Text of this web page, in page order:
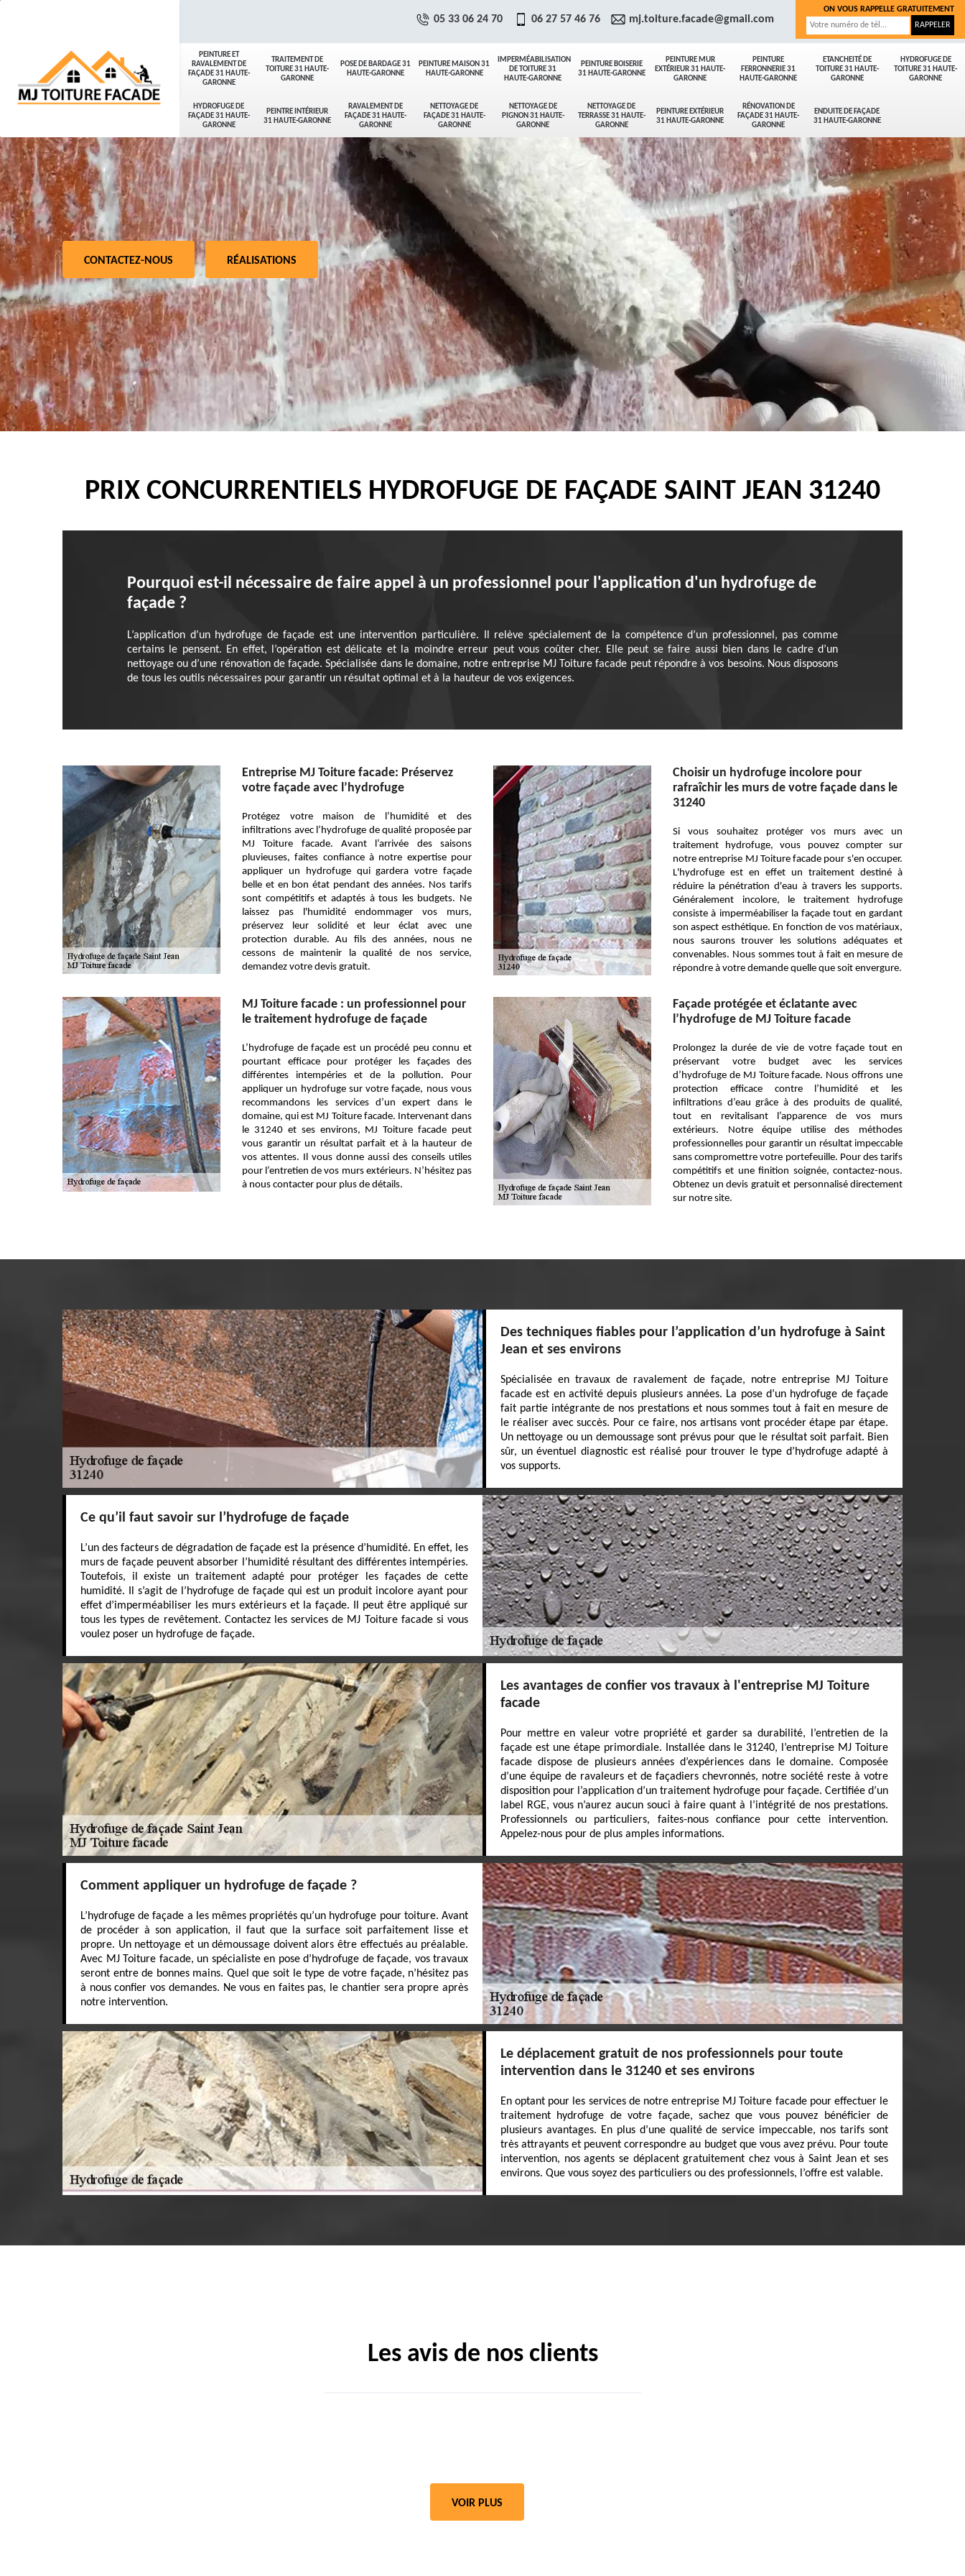
PEINTURE ET
RAVALEMENT DE
FAÇADE 31 HAUTE-
GARONNE
TRAITEMENT DE
TOITURE 31 HAUTE-
GARONNE
POSE DE BARDAGE 31
HAUTE-GARONNE
PEINTURE MAISON 31
HAUTE-GARONNE
IMPERMÉABILISATION
DE TOITURE 31
HAUTE-GARONNE
PEINTURE BOISERIE
31 HAUTE-GARONNE
PEINTURE MUR
EXTÉRIEUR 31 HAUTE-
GARONNE
PEINTURE
FERRONNERIE 31
HAUTE-GARONNE
ETANCHEITÉ DE
TOITURE 31 HAUTE-
GARONNE
HYDROFUGE DE
TOITURE 31 HAUTE-
GARONNE
HYDROFUGE DE
FAÇADE 31 HAUTE-
GARONNE
PEINTRE INTÉRIEUR
31 HAUTE-GARONNE
RAVALEMENT DE
FAÇADE 31 HAUTE-
GARONNE
NETTOYAGE DE
FAÇADE 31 HAUTE-
GARONNE
NETTOYAGE DE
PIGNON 31 HAUTE-
GARONNE
NETTOYAGE DE
TERRASSE 31 HAUTE-
GARONNE
PEINTURE EXTÉRIEUR
31 HAUTE-GARONNE
RÉNOVATION DE
FAÇADE 31 HAUTE-
GARONNE
ENDUITE DE FAÇADE
31 HAUTE-GARONNE
05 33 06 24 70 06 27 57 46 76 mj.toiture.facade@gmail.com
ON VOUS RAPPELLE GRATUITEMENT
CONTACTEZ-NOUS RÉALISATIONS
PRIX CONCURRENTIELS HYDROFUGE DE FAÇADE SAINT JEAN 31240
Pourquoi est-il nécessaire de faire appel à un professionnel pour l'application d'un hydrofuge de
façade ?
L’application d’un hydrofuge de façade est une intervention particulière. Il relève spécialement de la compétence d’un professionnel, pas comme
certains le pensent. En effet, l’opération est délicate et la moindre erreur peut vous coûter cher. Elle peut se faire aussi bien dans le cadre d’un
nettoyage ou d’une rénovation de façade. Spécialisée dans le domaine, notre entreprise MJ Toiture facade peut répondre à vos besoins. Nous disposons
de tous les outils nécessaires pour garantir un résultat optimal et à la hauteur de vos exigences.
Entreprise MJ Toiture facade: Préservez
votre façade avec l’hydrofuge
Protégez votre maison de l’humidité et des
infiltrations avec l’hydrofuge de qualité proposée par
MJ Toiture facade. Avant l’arrivée des saisons
pluvieuses, faites confiance à notre expertise pour
appliquer un hydrofuge qui gardera votre façade
belle et en bon état pendant des années. Nos tarifs
sont compétitifs et adaptés à tous les budgets. Ne
laissez pas l'humidité endommager vos murs,
préservez leur solidité et leur éclat avec une
protection durable. Au fils des années, nous ne
cessons de maintenir la qualité de nos service,
demandez votre devis gratuit.
Choisir un hydrofuge incolore pour
rafraîchir les murs de votre façade dans le
31240
Si vous souhaitez protéger vos murs avec un
traitement hydrofuge, vous pouvez compter sur
notre entreprise MJ Toiture facade pour s'en occuper.
L'hydrofuge est en effet un traitement destiné à
réduire la pénétration d'eau à travers les supports.
Généralement incolore, le traitement hydrofuge
consiste à imperméabiliser la façade tout en gardant
son aspect esthétique. En fonction de vos matériaux,
nous saurons trouver les solutions adéquates et
convenables. Nous sommes tout à fait en mesure de
répondre à votre demande quelle que soit envergure.
MJ Toiture facade : un professionnel pour
le traitement hydrofuge de façade
L’hydrofuge de façade est un procédé peu connu et
pourtant efficace pour protéger les façades des
différentes intempéries et de la pollution. Pour
appliquer un hydrofuge sur votre façade, nous vous
recommandons les services d’un expert dans le
domaine, qui est MJ Toiture facade. Intervenant dans
le 31240 et ses environs, MJ Toiture facade peut
vous garantir un résultat parfait et à la hauteur de
vos attentes. Il vous donne aussi des conseils utiles
pour l’entretien de vos murs extérieurs. N’hésitez pas
à nous contacter pour plus de détails.
Façade protégée et éclatante avec
l’hydrofuge de MJ Toiture facade
Prolongez la durée de vie de votre façade tout en
préservant votre budget avec les services
d’hydrofuge de MJ Toiture facade. Nous offrons une
protection efficace contre l’humidité et les
infiltrations d’eau grâce à des produits de qualité,
tout en revitalisant l’apparence de vos murs
extérieurs. Notre équipe utilise des méthodes
professionnelles pour garantir un résultat impeccable
sans compromettre votre portefeuille. Pour des tarifs
compétitifs et une finition soignée, contactez-nous.
Obtenez un devis gratuit et personnalisé directement
sur notre site.
Des techniques fiables pour l’application d’un hydrofuge à Saint
Jean et ses environs
Spécialisée en travaux de ravalement de façade, notre entreprise MJ Toiture
facade est en activité depuis plusieurs années. La pose d’un hydrofuge de façade
fait partie intégrante de nos prestations et nous sommes tout à fait en mesure de
le réaliser avec succès. Pour ce faire, nos artisans vont procéder étape par étape.
Un nettoyage ou un demoussage sont prévus pour que le résultat soit parfait. Bien
sûr, un éventuel diagnostic est réalisé pour trouver le type d’hydrofuge adapté à
vos supports.
Ce qu’il faut savoir sur l’hydrofuge de façade
L’un des facteurs de dégradation de façade est la présence d’humidité. En effet, les
murs de façade peuvent absorber l’humidité résultant des différentes intempéries.
Toutefois, il existe un traitement adapté pour protéger les façades de cette
humidité. Il s’agit de l’hydrofuge de façade qui est un produit incolore ayant pour
effet d’imperméabiliser les murs extérieurs et la façade. Il peut être appliqué sur
tous les types de revêtement. Contactez les services de MJ Toiture facade si vous
voulez poser un hydrofuge de façade.
Les avantages de confier vos travaux à l'entreprise MJ Toiture
facade
Pour mettre en valeur votre propriété et garder sa durabilité, l’entretien de la
façade est une étape primordiale. Installée dans le 31240, l’entreprise MJ Toiture
facade dispose de plusieurs années d’expériences dans le domaine. Composée
d’une équipe de ravaleurs et de façadiers chevronnés, notre société reste à votre
disposition pour l’application d’un traitement hydrofuge pour façade. Certifiée d’un
label RGE, vous n’aurez aucun souci à faire quant à l’intégrité de nos prestations.
Professionnels ou particuliers, faites-nous confiance pour cette intervention.
Appelez-nous pour de plus amples informations.
Comment appliquer un hydrofuge de façade ?
L’hydrofuge de façade a les mêmes propriétés qu’un hydrofuge pour toiture. Avant
de procéder à son application, il faut que la surface soit parfaitement lisse et
propre. Un nettoyage et un démoussage doivent alors être effectués au préalable.
Avec MJ Toiture facade, un spécialiste en pose d’hydrofuge de façade, vos travaux
seront entre de bonnes mains. Quel que soit le type de votre façade, n’hésitez pas
à nous confier vos demandes. Ne vous en faites pas, le chantier sera propre après
notre intervention.
Le déplacement gratuit de nos professionnels pour toute
intervention dans le 31240 et ses environs
En optant pour les services de notre entreprise MJ Toiture facade pour effectuer le
traitement hydrofuge de votre façade, sachez que vous pouvez bénéficier de
plusieurs avantages. En plus d’une qualité de service impeccable, nos tarifs sont
très attrayants et peuvent correspondre au budget que vous avez prévu. Pour toute
intervention, nos agents se déplacent gratuitement chez vous à Saint Jean et ses
environs. Que vous soyez des particuliers ou des professionnels, l’offre est valable.
Les avis de nos clients
VOIR PLUS